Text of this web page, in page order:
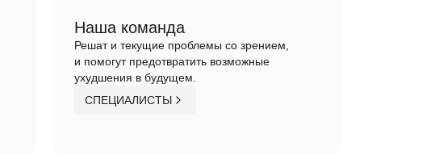
Наша команда
Решат и текущие проблемы со зрением,
и помогут предотвратить возможные
ухудшения в будущем.
СПЕЦИАЛИСТЫ